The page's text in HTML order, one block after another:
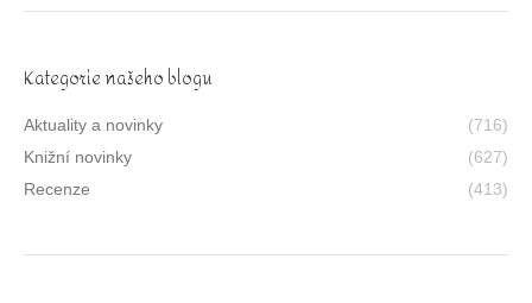
Kategorie našeho blogu
Aktuality a novinky
(716)
Knižní novinky
(627)
Recenze
(413)